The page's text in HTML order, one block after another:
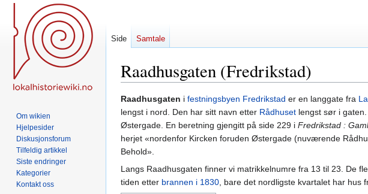
Raadhusgaten (Fredrikstad)
Hopp
til
navigering
Hopp
til
søk
Raadhusgaten i festningsbyen Fredrikstad er en langgate fra
lengst i nord. Den har sitt navn etter Rådhuset lengst sør i
Østergade. En beretning gjengitt på side 229 i Fredrikstad :
herjet «nordenfor Kircken foruden Østergade (nuværende
Behold».
Langs Raadhusgaten finner vi matrikkelnumre fra 13 til 23. De
tiden etter brannen i 1830, bare det nordligste kvartalet har hus
Side Samtale
Om wikien
Hjelpesider
Diskusjonsforum
Tilfeldig artikkel
Siste endringer
Kategorier
Kontakt oss